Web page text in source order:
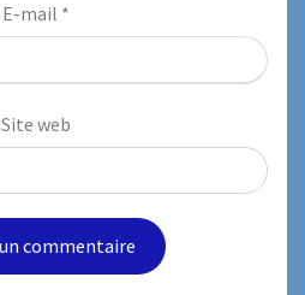
E-mail *
Site web